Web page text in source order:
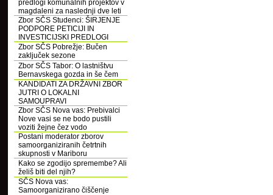
predlogi komunalnih projektov v
magdaleni za naslednji dve leti
Zbor SČS Studenci: ŠIRJENJE
PODPORE PETICIJI IN
INVESTICIJSKI PREDLOGI
Zbor SČS Pobrežje: Bučen
zaključek sezone
Zbor SČS Tabor: O lastništvu
Bernavskega gozda in še čem
KANDIDATI ZA DRŽAVNI ZBOR
JUTRI O LOKALNI
SAMOUPRAVI
Zbor SČS Nova vas: Prebivalci
Nove vasi se ne bodo pustili
voziti žejne čez vodo
Postani moderator zborov
samoorganiziranih četrtnih
skupnosti v Mariboru
Kako se zgodijo spremembe? Ali
želiš biti del njih?
SČS Nova vas:
Samoorganizirano čiščenje